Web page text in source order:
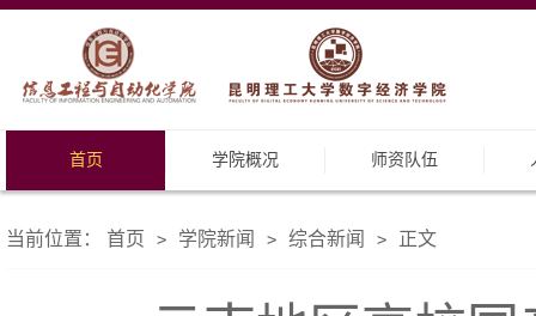
首页 学院概况 师资队伍
当前位置： 首页 > 学院新闻 > 综合新闻 > 正文